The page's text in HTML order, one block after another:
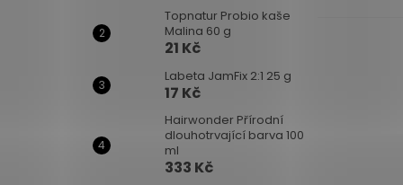
Topnatur Probio kaše
Malina 60 g
21 Kč
Labeta JamFix 2:1 25 g
17 Kč
Hairwonder Přírodní
dlouhotrvající barva 100
ml
333 Kč